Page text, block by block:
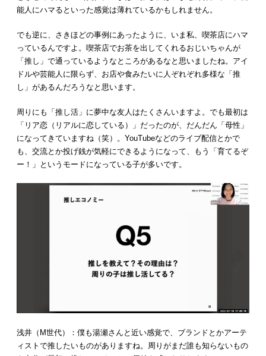
能人にハマるといった感覚は薄れているかもしれません。
でも逆に、さきほどの事例にあったように、いま私、喫茶店にハマ
っているんですよ。喫茶店でお茶を出してくれるおじいちゃんが
「推し」で通っているようなところがあるなと思いましたね。アイ
ドルや芸能人に限らず、お店や食みたいに人ぞれぞれ多様な「推
し」があるんだろうなと思います。
周りにも「推し活」に夢中な友人はたくさんいますよ。でも最初は
「リア恋（リアルに恋している）」だったのが、だんだん「母性」
になってきていますね（笑）。YouTubeなどのライブ配信とかで
も、交流とか投げ銭が気軽にできるようになって、もう「育てるぞ
ー！」というモードになっている子が多いです。
浅井（M世代）：僕も湯瀬さんと近い感覚で、ブランドとかアーテ
ィストで推したいものがありますね。周りがまだ誰も知らないもの